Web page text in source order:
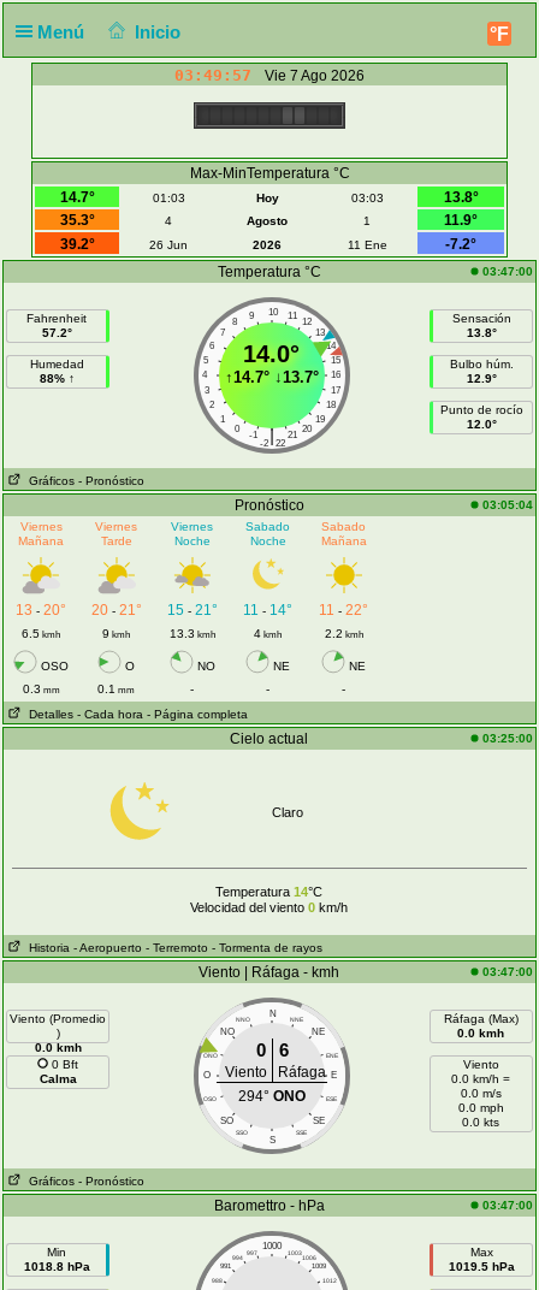
Menú Inicio °F
03:49:57 Vie 7 Ago 2026
Max-MinTemperatura °C
14.7°
01:03 Hoy 03:03
13.8°
35.3°
4 Agosto 1
11.9°
39.2°
26 Jun 2026 11 Ene
-7.2°
Temperatura °C
03:47:00
Fahrenheit
57.2°
Humedad
88% ↑
10
9 11
8
12
7
13
6
14
5
15
4
16
3
17
2
18
1
19
0
20
-1 21
|
-2 22
14.0°
↑14.7°↓13.7°
Sensación
13.8°
Bulbo húm.
12.9°
Punto de rocío
12.0°
Gráficos - Pronóstico
Pronóstico
03:05:04
Viernes
Mañana
Viernes
Tarde
Viernes
Noche
Sabado
Noche
Sabado
Mañana
13 -20° 20- 21° 15- 21° 11 - 14° 11 -22°
6.5 kmh 9 kmh 13.3 kmh 4 kmh 2.2 kmh
OSO O NO NE
NE
0.3 mm 0.1 mm - -
-
Detalles - Cada hora - Página completa
Cielo actual 03:25:00
Claro
Temperatura14°C
Velocidad del viento 0 km/h
Historia - Aeropuerto - Terremoto - Tormenta de rayos
Viento | Ráfaga - kmh 03:47:00
Viento (Promedio
)
0.0 kmh
0 Bft
Calma
N
NNO NNE
NO NE
ONO ENE
O E
OSO ESE
SO SE
SSO SSE
S
0 6
Viento
Ráfaga
294° ONO
Ráfaga (Max)
0.0 kmh
Viento
0.0 km/h =
0.0 m/s
0.0 mph
0.0 kts
Gráficos - Pronóstico
Baromettro - hPa 03:47:00
Min
1018.8 hPa
1000
997 1003
994
1006
991
1009
988
1012
Max
1019.5 hPa